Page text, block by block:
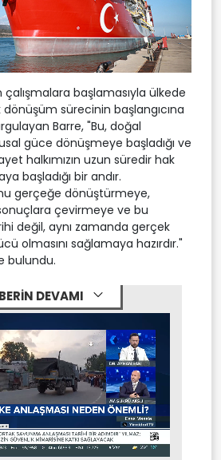
çalışmalara başlamasıyla ülkede
sürecinin başlangıcına
Barre, "Bu, doğal
güce dönüşmeye başladığı ve
halkımızın uzun süredir hak
başladığı bir andır.
gerçeğe dönüştürmeye,
çevirmeye ve bu
değil, aynı zamanda gerçek
olmasını sağlamaya hazırdır."
bulundu.
DEVAMI